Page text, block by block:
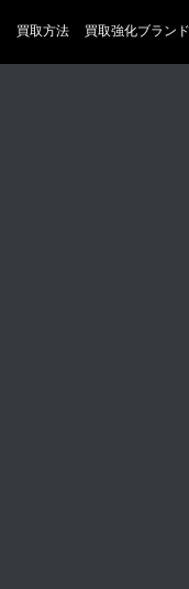
買取方法 買取強化ブランド